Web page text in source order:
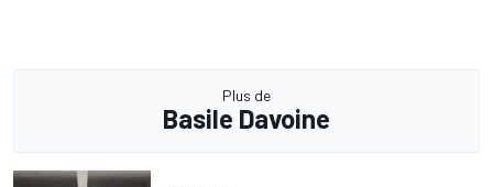
Plus de
Basile Davoine